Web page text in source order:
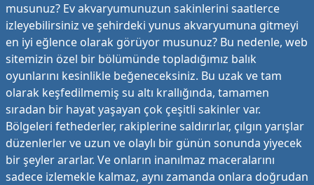
musunuz? Ev akvaryumunuzun sakinlerini saatlerce
izleyebilirsiniz ve şehirdeki yunus akvaryumuna gitmeyi
en iyi eğlence olarak görüyor musunuz? Bu nedenle, web
sitemizin özel bir bölümünde topladığımız balık
oyunlarını kesinlikle beğeneceksiniz. Bu uzak ve tam
olarak keşfedilmemiş su altı krallığında, tamamen
sıradan bir hayat yaşayan çok çeşitli sakinler var.
Bölgeleri fethederler, rakiplerine saldırırlar, çılgın yarışlar
düzenlerler ve uzun ve olaylı bir günün sonunda yiyecek
bir şeyler ararlar. Ve onların inanılmaz maceralarını
sadece izlemekle kalmaz, aynı zamanda onlara doğrudan